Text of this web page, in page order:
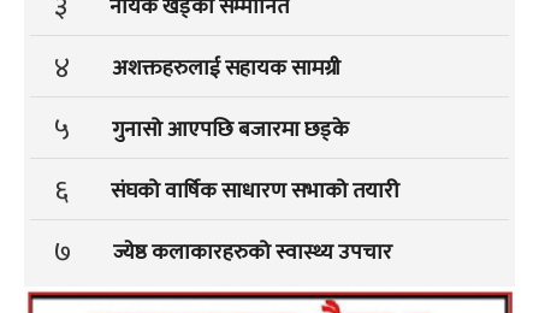
नायक खड्का सम्मानित
४ अशक्तहरुलाई सहायक सामग्री
५ गुनासो आएपछि बजारमा छड्के
६ संघको वार्षिक साधारण सभाको तयारी
७ ज्येष्ठ कलाकारहरुको स्वास्थ्य उपचार